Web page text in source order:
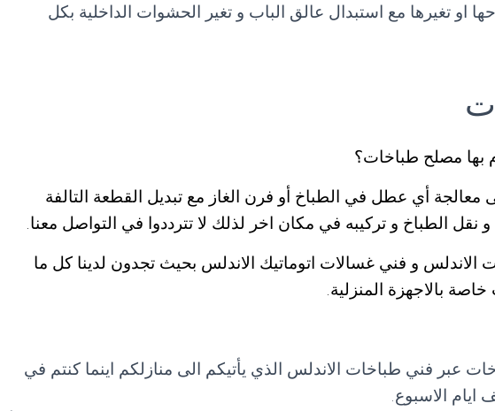
او تغيرها مع استبدال عالق الباب و تغير الحشوات الداخلية بكل
بها مصلح طباخات؟
أي عطل في الطباخ أو فرن الغاز مع تبديل القطعة التالفة
و نقل الطباخ و تركيبه في مكان اخر لذلك لا تترددوا في التواصل معنا.
الاندلس و فني غسالات اتوماتيك الاندلس بحيث تجدون لدينا كل ما
بالاجهزة المنزلية.
عبر فني طباخات الاندلس الذي يأتيكم الى منازلكم اينما كنتم في
الاسبوع.